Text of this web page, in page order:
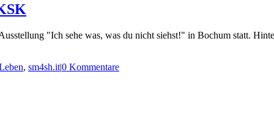
"Ich sehe was, was du nicht siehst!" in Bochum statt.
, sm4sh.it|0 Kommentare